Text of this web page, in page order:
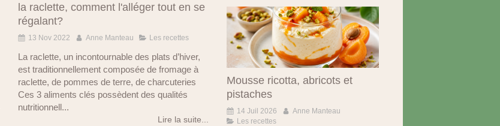
la raclette, comment l'alléger tout en se
régalant?
13 Nov 2022 Anne Manteau Les recettes
La raclette, un incontournable des plats d’hiver,
est traditionnellement composée de fromage à
raclette, de pommes de terre, de charcuteries
Ces 3 aliments clés possèdent des qualités
nutritionnell...
Lire la suite...
Mousse ricotta, abricots et
pistaches
14 Juil 2026
Anne Manteau
Les recettes